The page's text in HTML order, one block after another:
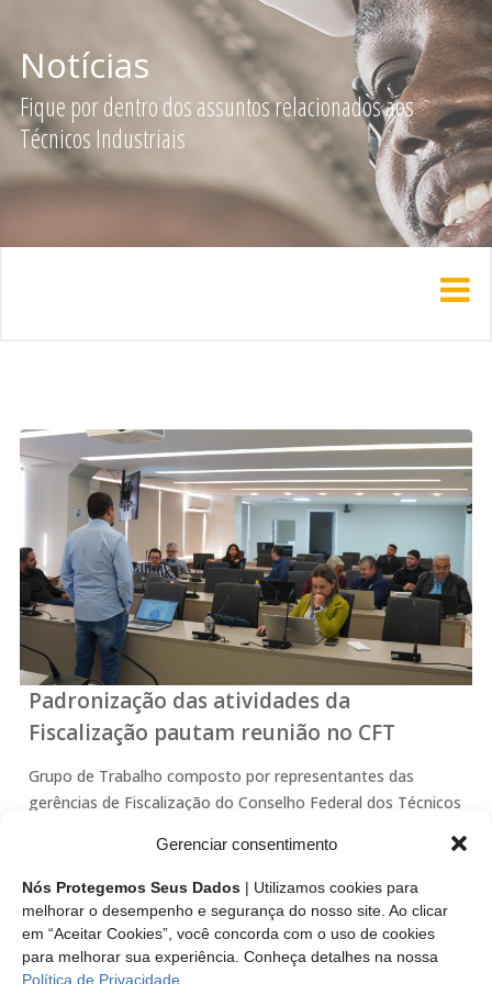
Gerenciar consentimento
Nós Protegemos Seus Dados | Utilizamos cookies para
melhorar o desempenho e segurança do nosso site. Ao clicar
em “Aceitar Cookies”, você concorda com o uso de cookies
para melhorar sua experiência. Conheça detalhes na nossa
Política de Privacidade
Notícias
Fique por dentro dos assuntos relacionados aos
Técnicos Industriais
Padronização das atividades da
Fiscalização pautam reunião no CFT
Grupo de Trabalho composto por representantes das
gerências de Fiscalização do Conselho Federal dos Técnicos
Técnicos Industriais (CRTs) debate realização de encontro
nacional, padronização de procedimentos de notificação e
autuação e mais…
Leia mais